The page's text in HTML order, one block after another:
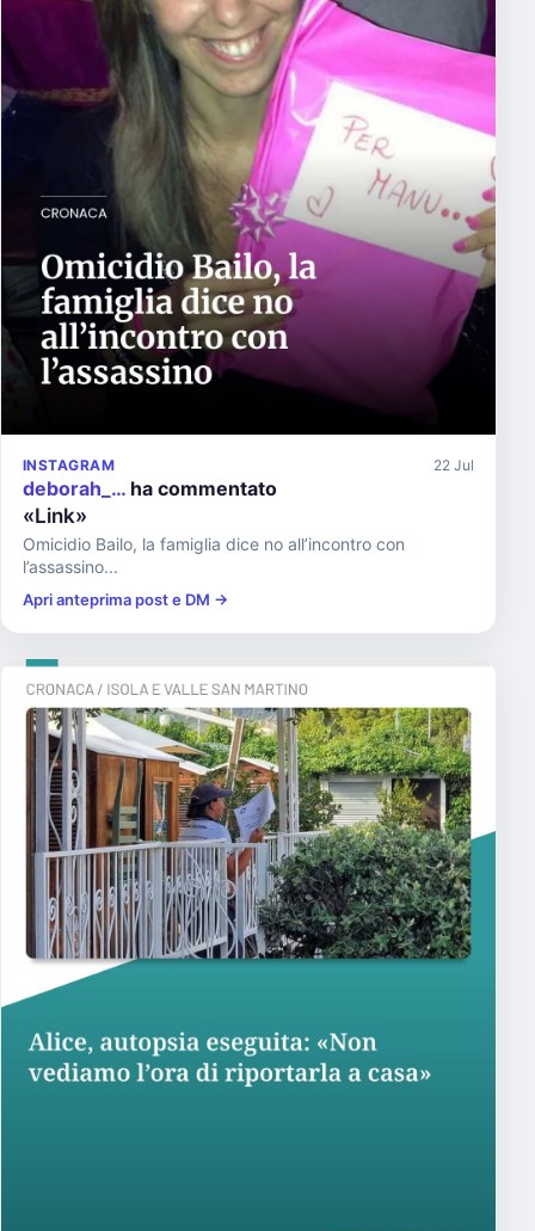
INSTAGRAM 22 Jul
deborah_… ha commentato
«Link»
Omicidio Bailo, la famiglia dice no all’incontro con
l’assassino...
Apri anteprima post e DM →